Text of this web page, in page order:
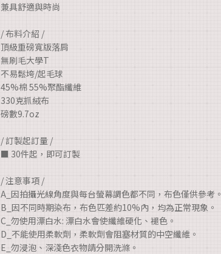
兼具舒適與時尚
/ 布料介紹 /
頂級重磅寬版落肩
無刷毛大學T
不易鬆垮/起毛球
45%棉 55%聚酯纖維
330克抓絨布
磅數9.7oz
/ 訂製起訂量 /
■ 30件起，即可訂製
/ 注意事項 /
A_因拍攝光線角度與每台螢幕調色都不同，布色僅供參考。
B_因不同時期染布，布色匹差約10%內，均為正常現象。
C_勿使用漂白水: 漂白水會使纖維硬化、褪色。
D_不能使用柔軟劑，柔軟劑會阻塞材質的中空纖維。
E_勿浸泡、深淺色衣物請分開洗滌。